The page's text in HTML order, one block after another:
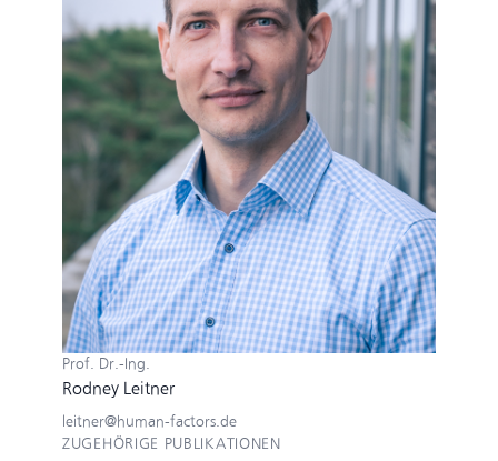
Prof. Dr.-Ing.
Rodney Leitner
leitner@human-factors.de
ZUGEHÖRIGE PUBLIKATIONEN